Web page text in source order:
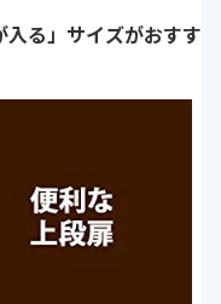
る」サイズがおすす